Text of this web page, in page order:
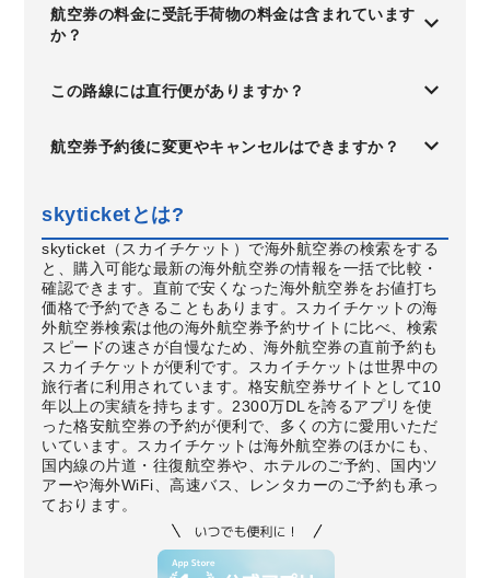
航空券の料金に受託手荷物の料金は含まれています
か？
この路線には直行便がありますか？
航空券予約後に変更やキャンセルはできますか？
skyticketとは?
skyticket（スカイチケット）で海外航空券の検索をする
と、購入可能な最新の海外航空券の情報を一括で比較・
確認できます。直前で安くなった海外航空券をお値打ち
価格で予約できることもあります。スカイチケットの海
外航空券検索は他の海外航空券予約サイトに比べ、検索
スピードの速さが自慢なため、海外航空券の直前予約も
スカイチケットが便利です。スカイチケットは世界中の
旅行者に利用されています。格安航空券サイトとして10
年以上の実績を持ちます。2300万DLを誇るアプリを使
った格安航空券の予約が便利で、多くの方に愛用いただ
いています。スカイチケットは海外航空券のほかにも、
国内線の片道・往復航空券や、ホテルのご予約、国内ツ
アーや海外WiFi、高速バス、レンタカーのご予約も承っ
ております。